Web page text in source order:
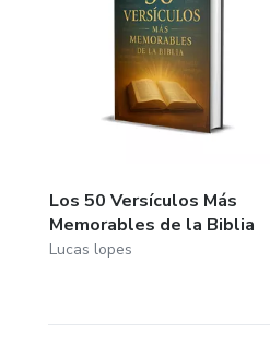
Los 50 Versículos Más
Memorables de la Biblia
Lucas lopes